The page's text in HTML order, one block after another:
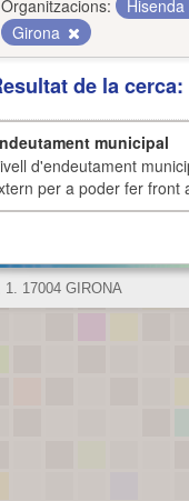
Organitzacions:
Hisenda
Girona
de la
municipal
d'endeutament
per a poder fer front
1. 17004 GIRONA